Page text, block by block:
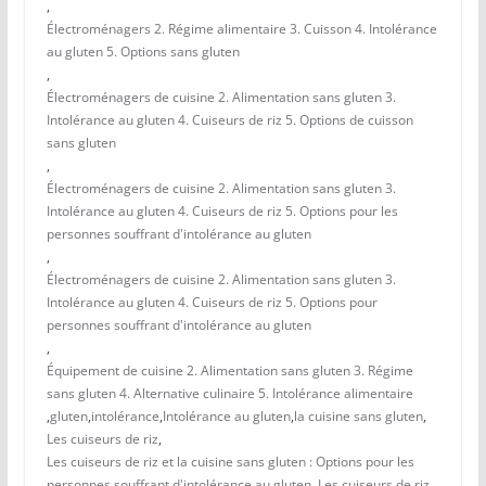
,
Électroménagers 2. Régime alimentaire 3. Cuisson 4. Intolérance
au gluten 5. Options sans gluten
,
Électroménagers de cuisine 2. Alimentation sans gluten 3.
Intolérance au gluten 4. Cuiseurs de riz 5. Options de cuisson
sans gluten
,
Électroménagers de cuisine 2. Alimentation sans gluten 3.
Intolérance au gluten 4. Cuiseurs de riz 5. Options pour les
personnes souffrant d'intolérance au gluten
,
Électroménagers de cuisine 2. Alimentation sans gluten 3.
Intolérance au gluten 4. Cuiseurs de riz 5. Options pour
personnes souffrant d'intolérance au gluten
,
Équipement de cuisine 2. Alimentation sans gluten 3. Régime
sans gluten 4. Alternative culinaire 5. Intolérance alimentaire
,gluten,intolérance,Intolérance au gluten,la cuisine sans gluten,
Les cuiseurs de riz,
Les cuiseurs de riz et la cuisine sans gluten : Options pour les